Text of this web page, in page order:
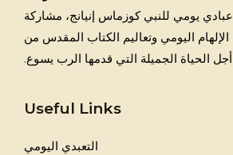
عبادي يومي للنبي كوزماس إنيانج، مشاركة
الإلهام اليومي وتعاليم الكتاب المقدس من
أجل الحياة الجميلة التي قدمها الرب يسوع.
Useful Links
التعبدي اليومي